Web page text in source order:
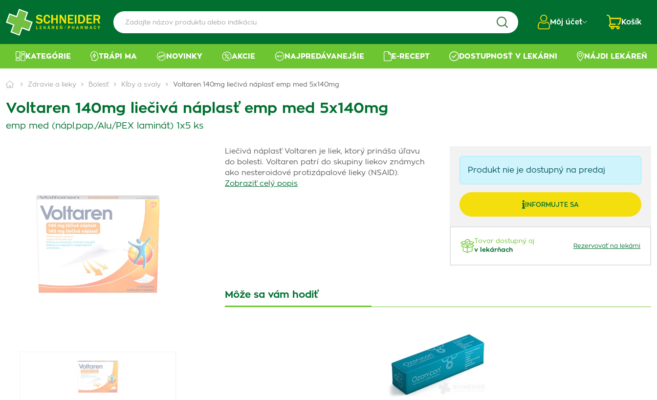
Môj účet Košík
KATEGÓRIE TRÁPI MA NOVINKY AKCIE NAJPREDÁVANEJŠIE E-RECEPT DOSTUPNOSŤ V LEKÁRNI NÁJDI LEKÁREŇ
Zdravie a lieky Bolesť Kĺby a svaly Voltaren 140mg liečivá náplasť emp med 5x140mg
Voltaren 140mg liečivá náplasť emp med 5x140mg
emp med (nápl.pap./Alu/PEX laminát) 1x5 ks
Liečivá náplasť Voltaren je liek, ktorý prináša úľavu
do bolesti. Voltaren patrí do skupiny liekov známych
ako nesteroidové protizápalové lieky (NSAID).
Zobraziť celý popis
Produkt nie je dostupný na predaj
INFORMUJTE SA
Tovar dostupný aj
v lekárňach
Rezervovať na lekárni
Môže sa vám hodiť